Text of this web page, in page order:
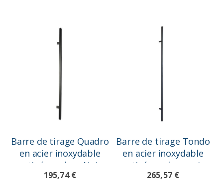
Barre de tirage Quadro
en acier inoxydable
satiné, couleur Noir
L=400mm
195,74 €
Barre de tirage Tondo
en acier inoxydable
satiné, couleur noir
L=1000mm
265,57 €